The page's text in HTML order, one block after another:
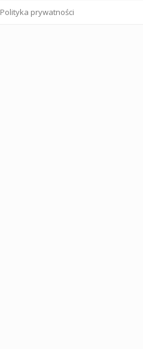
Polityka prywatności